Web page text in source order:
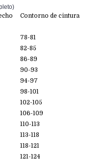
Contorno de cintura
78-81
82-85
86-89
90-93
94-97
98-101
102-105
106-109
110-113
113-118
118-121
121-124